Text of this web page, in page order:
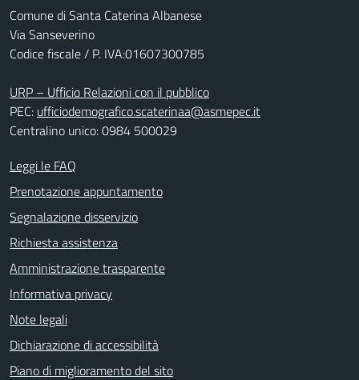
Comune di Santa Caterina Albanese
Via Sanseverino
Codice fiscale / P. IVA:01607300785
URP – Ufficio Relazioni con il pubblico
PEC: ufficiodemografico.scaterinaa@asmepec.it
Centralino unico: 0984 500029
Leggi le FAQ
Prenotazione appuntamento
Segnalazione disservizio
Richiesta assistenza
Amministrazione trasparente
Informativa privacy
Note legali
Dichiarazione di accessibilità
Piano di miglioramento del sito